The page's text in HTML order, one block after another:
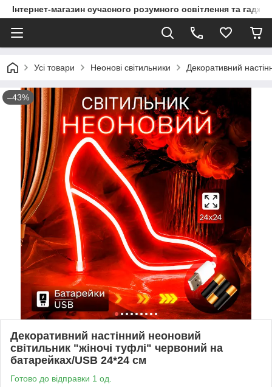
Інтернет-магазин сучасного розумного освітлення та
Усі товари Неонові світильники Декоративний
–43%
Декоративний настінний неоновий
світильник "жіночі туфлі" червоний на
батарейках/USB 24*24 см
Готово до відправки 1 од.